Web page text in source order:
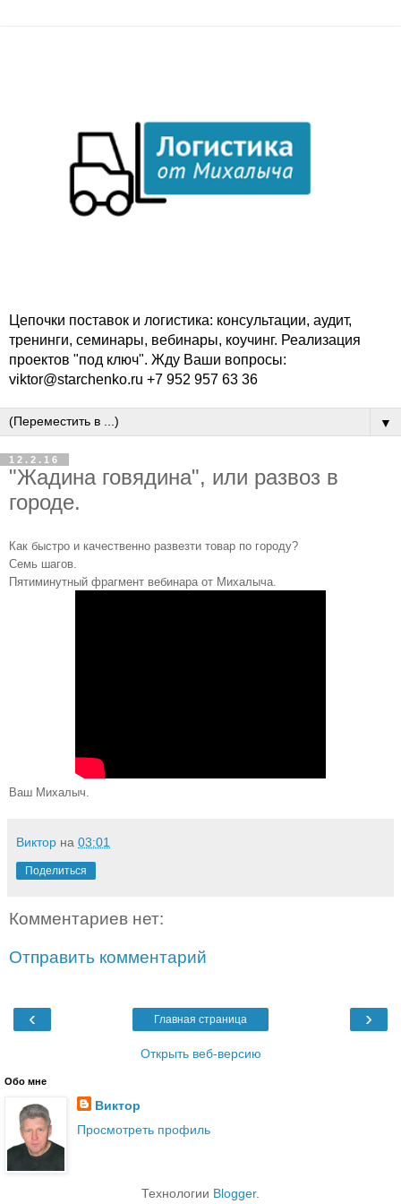
Цепочки поставок и логистика: консультации, аудит,
тренинги, семинары, вебинары, коучинг. Реализация
проектов "под ключ". Жду Ваши вопросы:
viktor@starchenko.ru +7 952 957 63 36
▼
12.2.16
"Жадина говядина", или развоз в
городе.
Как быстро и качественно развезти товар по городу?
Семь шагов.
Пятиминутный фрагмент вебинара от Михалыча.
Ваш Михалыч.
Виктор на 03:01
Поделиться
Комментариев нет:
Отправить комментарий
‹ ›
Главная страница
Открыть веб-версию
Обо мне
Виктор
Просмотреть профиль
Технологии Blogger.